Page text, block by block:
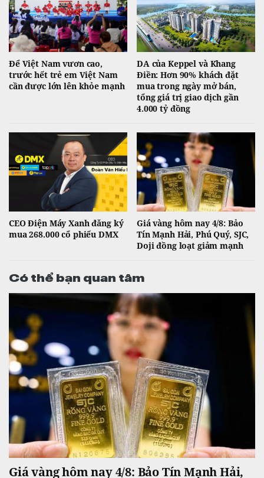
Để Việt Nam vươn cao,
trước hết trẻ em Việt Nam
cần được lớn lên khỏe mạnh
DA của Keppel và Khang
Điền: Hơn 90% khách đặt
mua trong ngày mở bán,
tổng giá trị giao dịch gần
4.000 tỷ đồng
CEO Điện Máy Xanh đăng ký
mua 268.000 cổ phiếu DMX
Giá vàng hôm nay 4/8: Bảo
Tín Mạnh Hải, Phú Quý, SJC,
Doji đồng loạt giảm mạnh
Có thể bạn quan tâm
Giá vàng hôm nay 4/8: Bảo Tín Mạnh Hải,